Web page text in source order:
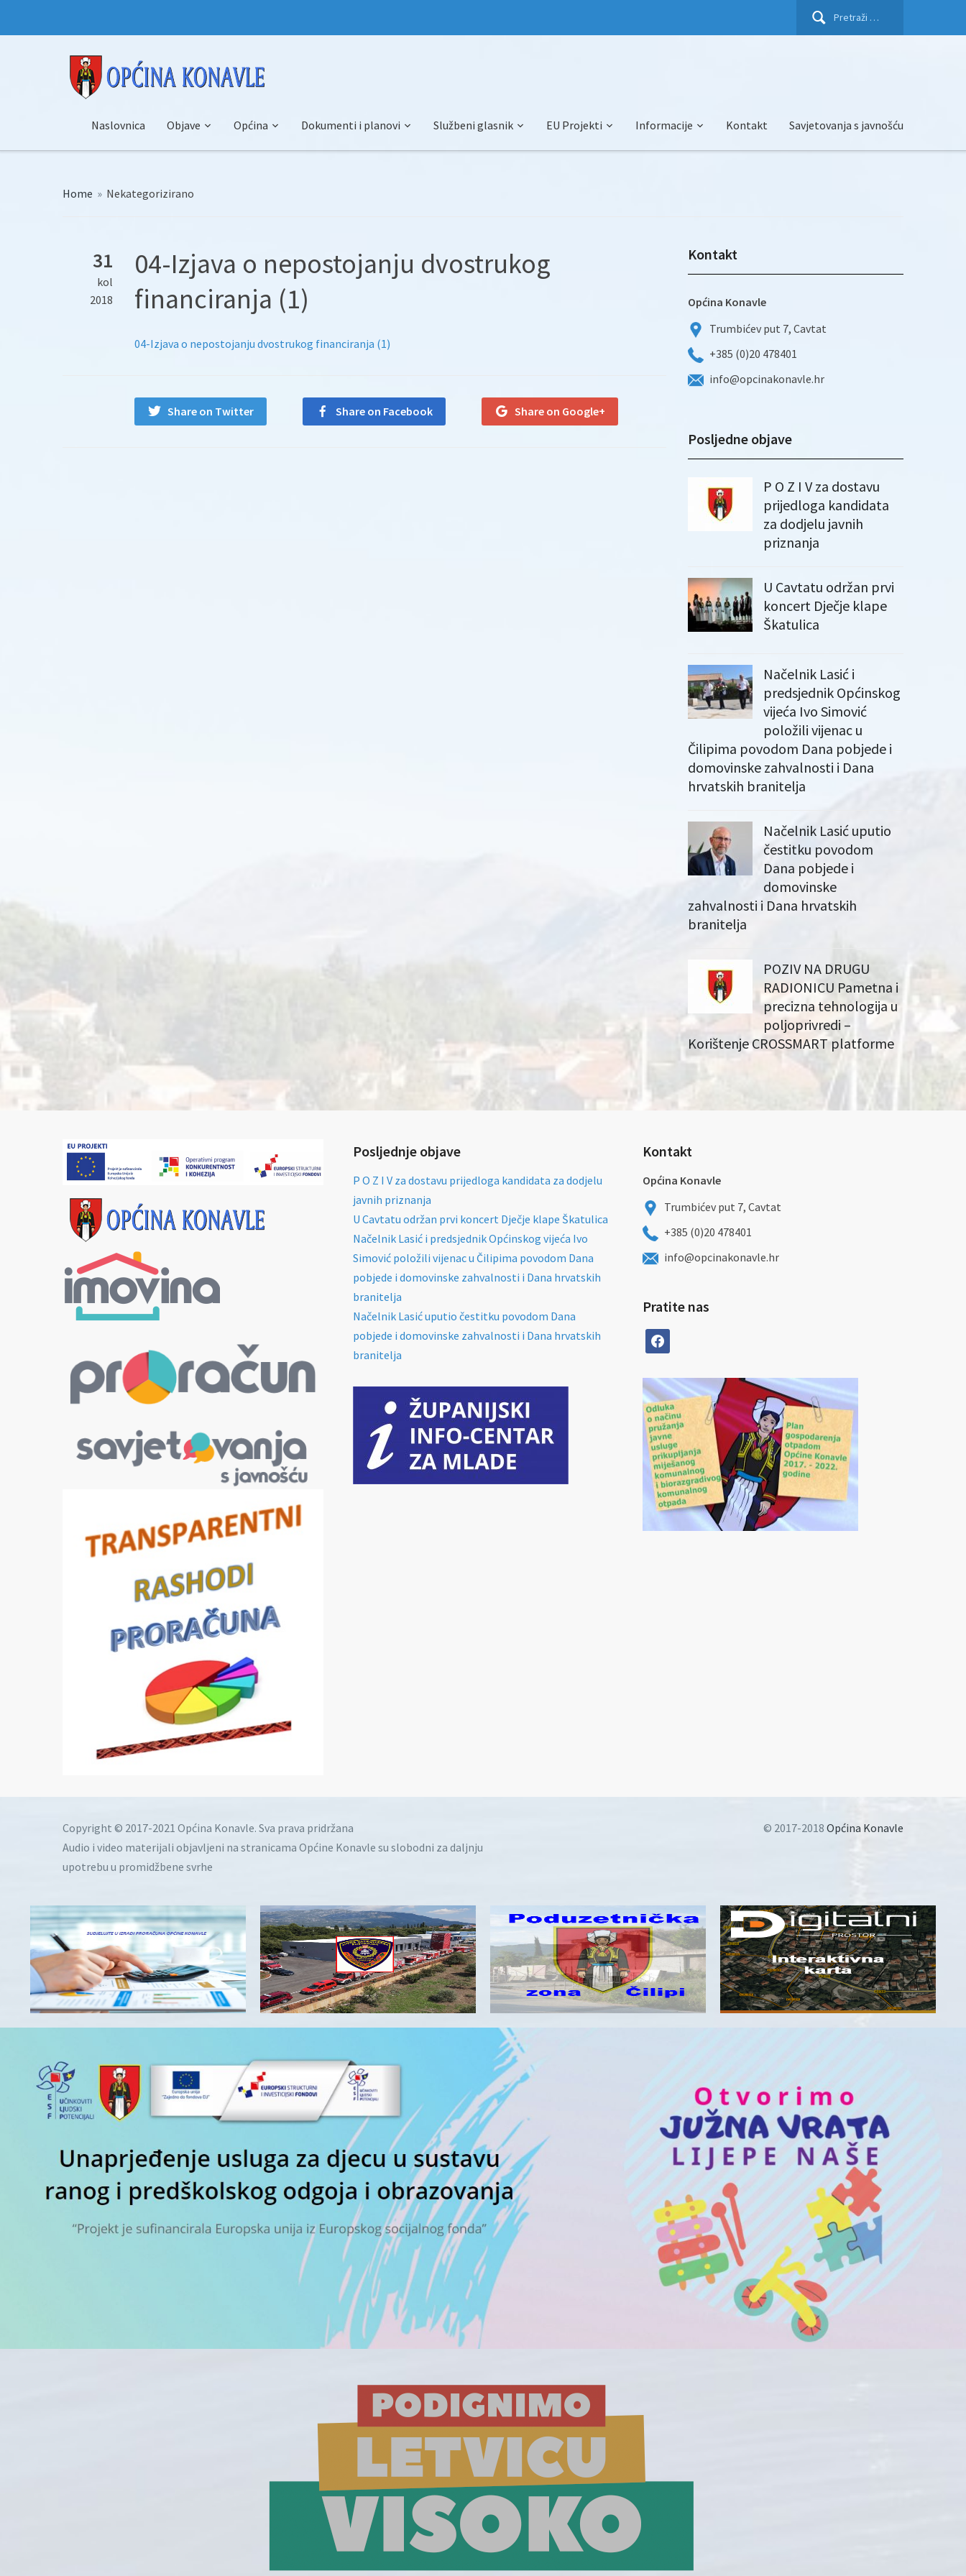
Pretraži:
Naslovnica Objave Općina Dokumenti i planovi Službeni glasnik EU Projekti Informacije Kontakt Savjetovanja s javnošću
Home » Nekategorizirano
31
kol
2018
04-Izjava o nepostojanju dvostrukog
financiranja (1)
04-Izjava o nepostojanju dvostrukog financiranja (1)
Share on Twitter Share on Facebook Share on Google+
Kontakt
Općina Konavle
Trumbićev put 7, Cavtat
+385 (0)20 478401
info@opcinakonavle.hr
Posljedne objave
P O Z I V za dostavu
prijedloga kandidata
za dodjelu javnih
priznanja
U Cavtatu održan prvi
koncert Dječje klape
Škatulica
Načelnik Lasić i
predsjednik Općinskog
vijeća Ivo Simović
položili vijenac u
Čilipima povodom Dana pobjede i
domovinske zahvalnosti i Dana
hrvatskih branitelja
Načelnik Lasić uputio
čestitku povodom
Dana pobjede i
domovinske
zahvalnosti i Dana hrvatskih
branitelja
POZIV NA DRUGU
RADIONICU Pametna i
precizna tehnologija u
poljoprivredi –
Korištenje CROSSMART platforme
Posljednje objave
P O Z I V za dostavu prijedloga kandidata za dodjelu
javnih priznanja
U Cavtatu održan prvi koncert Dječje klape Škatulica
Načelnik Lasić i predsjednik Općinskog vijeća Ivo
Simović položili vijenac u Čilipima povodom Dana
pobjede i domovinske zahvalnosti i Dana hrvatskih
branitelja
Načelnik Lasić uputio čestitku povodom Dana
pobjede i domovinske zahvalnosti i Dana hrvatskih
branitelja
Kontakt
Općina Konavle
Trumbićev put 7, Cavtat
+385 (0)20 478401
info@opcinakonavle.hr
Pratite nas
facebook
Copyright © 2017-2021 Općina Konavle. Sva prava pridržana
Audio i video materijali objavljeni na stranicama Općine Konavle su slobodni za daljnju
upotrebu u promidžbene svrhe
© 2017-2018 Općina Konavle